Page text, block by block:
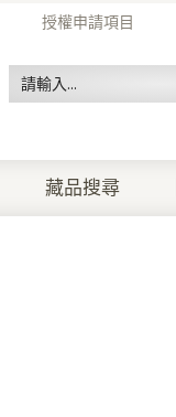
授權申請項目
藏品搜尋